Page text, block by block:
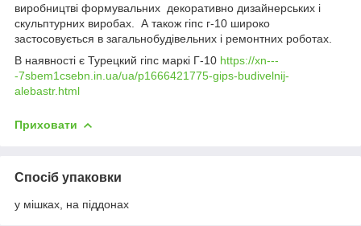
виробництві формувальних декоративно дизайнерських і
скульптурних виробах. А також гіпс г-10 широко
застосовується в загальнобудівельних і ремонтних роботах.
В наявності є Турецкий гіпс маркі Г-10 https://xn---
-7sbem1csebn.in.ua/ua/p1666421775-gips-budivelnij-
alebastr.html
Приховати
Спосіб упаковки
у мішках, на піддонах